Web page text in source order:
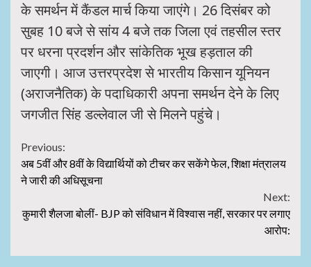
के समर्थन में कैंडल मार्च किया जाएंगे। 26 दिसंबर को
सुबह 10 बजे से सांय 4 बजे तक जिला एवं तहसील स्तर
पर धरना प्रदर्शन और सांकेतिक भूख हड़ताल की
जाएगी। आज उत्तरप्रदेश से भारतीय किसान यूनियन
(अराजनैतिक) के पदाधिकारी अपना समर्थन देने के लिए
जगजीत सिंह डल्लेवाल जी से मिलने पहुंचे।
Continue
Reading
Previous:
अब 5वीं और 8वीं के विद्यार्थियों को टीचर कर सकेंगे फेल, शिक्षा मंत्रालय
ने जारी की अधिसूचना
Next:
कुमारी शैलजा बोलीं- BJP को संविधान में विश्वास नहीं, सरकार पर लगाए
आरोप: